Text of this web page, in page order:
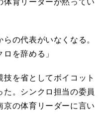
の代表がいなくなる。
を辞める」
を省としてボイコット
。シンクロ担当の委員
の体育リーダーに言い